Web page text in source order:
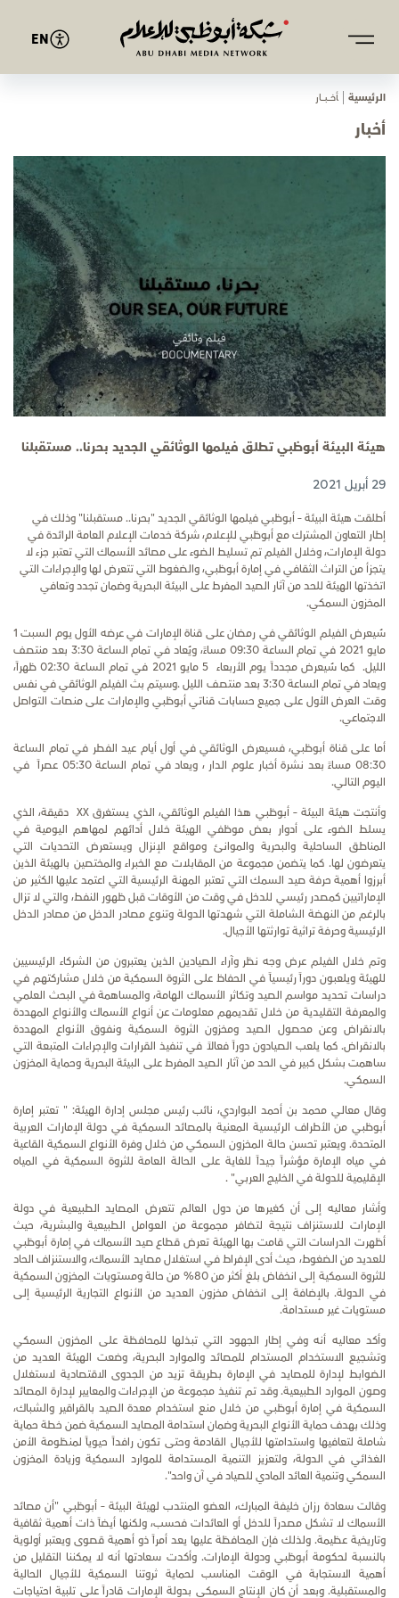
EN
الرئيسية ﺄﺧـــﺒـــﺎر
أخبار
هيئة البيئة أبوظبي تطلق فيلمها الوثائقي الجديد بحرنا.. مستقبلنا
29 أبريل 2021
أطلقت هيئة البيئة – أبوظبي فيلمها الوثائقي الجديد "بحرنا.. مستقبلنا" وذلك في
إطار التعاون المشترك مع أبوظبي للإعلام، شركة خدمات الإعلام العامة الرائدة في
دولة الإمارات، وخلال الفيلم تم تسليط الضوء على مصائد الأسماك التي تعتبر جزء لا
يتجزأ من التراث الثقافي في إمارة أبوظبي، والضغوط التي تتعرض لها والإجراءات التي
اتخذتها الهيئة للحد من آثار الصيد المفرط على البيئة البحرية وضمان تجدد وتعافي
المخزون السمكي.
سُيعرض الفيلم الوثائقي في رمضان على قناة الإمارات في عرضه الأول يوم السبت 1
مايو 2021 في تمام الساعة 09:30 مساءً، ويُعاد في تمام الساعة 3:30 بعد منتصف
الليل. كما سُيعرض مجدداً يوم الأربعاء 5 مايو 2021 في تمام الساعة 02:30 ظهراً،
ويعاد في تمام الساعة 3:30 بعد منتصف الليل
.وسيتم بث الفيلم الوثائقي في نفس
وقت العرض الأول على جميع حسابات قناتي أبوظبي والإمارات على منصات التواصل
الاجتماعي.
أما على قناة أبوظبي، فسيعرض الوثائقي في أول أيام عيد الفطر في تمام الساعة
08:30 مساءً بعد نشرة أخبار علوم الدار ، ويعاد في تمام الساعة 05:30 عصراً في
اليوم التالي.
وأنتجت هيئة البيئة – أبوظبي هذا الفيلم الوثائقي، الذي يستغرقXX دقيقة، الذي
يسلط الضوء على أدوار بعض موظفي الهيئة خلال أدائهم لمهاهم اليومية في
المناطق الساحلية والبحرية والموانئ ومواقع الإنزال ويستعرض التحديات التي
يتعرضون لها. كما يتضمن مجموعة من المقابلات مع الخبراء والمختصين بالهيئة الذين
أبرزوا أهمية حرفة صيد السمك التي تعتبر المهنة الرئيسية التي اعتمد عليها الكثير من
الإماراتيين كمصدر رئيسي للدخل في وقت من الأوقات قبل ظهور النفط، والتي لا تزال
بالرغم من النهضة الشاملة التي شهدتها الدولة وتنوع مصادر الدخل من مصادر الدخل
الرئيسية وحرفة تراثية توارثتها الأجيال.
وتم خلال الفيلم عرض وجه نظر وآراء الصيادين الذين يعتبرون من الشركاء الرئيسيين
للهيئة ويلعبون دوراً رئيسياً في الحفاظ على الثروة السمكية من خلال مشاركتهم في
دراسات تحديد مواسم الصيد وتكاثر الأسماك الهامة، والمساهمة في البحث العلمي
والمعرفة التقليدية من خلال تقديمهم معلومات عن أنواع الأسماك والأنواع المهددة
بالانقراض وعن محصول الصيد ومخزون الثروة السمكية ونفوق الأنواع المهددة
بالانقراض. كما يلعب الصيادون دوراً فعالاً في تنفيذ القرارات والإجراءات المتبعة التي
ساهمت بشكل كبير في الحد من آثار الصيد المفرط على البيئة البحرية وحماية المخزون
السمكي.
وقال معالي محمد بن أحمد البواردي، نائب رئيس مجلس إدارة الهيئة: " تعتبر إمارة
أبوظبي من الأطراف الرئيسية المعنية بالمصائد السمكية في دولة الإمارات العربية
المتحدة. ويعتبر تحسن حالة المخزون السمكي من خلال وفرة الأنواع السمكية القاعية
في مياه الإمارة مؤشراً جيداً للغاية على الحالة العامة للثروة السمكية في المياه
الإقليمية للدولة في الخليج العربي" .
وأشار معاليه إلى أن كغيرها من دول العالم تتعرض المصايد الطبيعية في دولة
الإمارات للاستنزاف نتيجة لتضافر مجموعة من العوامل الطبيعية والبشرية، حيث
أظهرت الدراسات التي قامت بها الهيئة تعرض قطاع صيد الأسماك في إمارة أبوظبي
للعديد من الضغوط، حيث أدى الإفراط في استغلال مصايد الأسماك، والاستنزاف الحاد
للثروة السمكية إلى انخفاض بلغ أكثر من 80% من حالة ومستويات المخزون السمكية
في الدولة. بالإضافة إلى انخفاض مخزون العديد من الأنواع التجارية الرئيسية إلى
مستويات غير مستدامة.
وأكد معاليه أنه وفي إطار الجهود التي تبذلها للمحافظة على المخزون السمكي
وتشجيع الاستخدام المستدام للمصائد والموارد البحرية، وضعت الهيئة العديد من
الضوابط لإدارة للمصايد في الإمارة بطريقة تزيد من الجدوى الاقتصادية لاستغلال
وصون الموارد الطبيعية. وقد تم تنفيذ مجموعة من الإجراءات والمعايير لإدارة المصائد
السمكية في إمارة أبوظبي من خلال منع استخدام معدة الصيد بالقراقير والشباك،
وذلك بهدف حماية الأنواع البحرية وضمان استدامة المصايد السمكية ضمن خطة حماية
شاملة لتعافيها واستدامتها للأجيال القادمة وحتى تكون رافداً حيوياً لمنظومة الأمن
الغذائي في الدولة، ولتعزيز التنمية المستدامة للموارد السمكية وزيادة المخزون
السمكي وتنمية العائد المادي للصياد في آن واحد".
وقالت سعادة رزان خليفة المبارك، العضو المنتدب لهيئة البيئة – أبوظبي "أن مصائد
الأسماك لا تشكل مصدراً للدخل أو العائدات فحسب، ولكنها أيضاً ذات أهمية ثقافية
وتاريخية عظيمة. ولذلك فإن المحافظة عليها يعد أمراً ذو أهمية قصوى ويعتبر أولوية
بالنسبة لحكومة أبوظبي ودولة الإمارات. وأكدت سعادتها أنه لا يمكننا التقليل من
أهمية الاستجابة في الوقت المناسب لحماية ثروتنا السمكية للأجيال الحالية
والمستقبلية. وبعد أن كان الإنتاج السمكي بدولة الإمارات قادراً على تلبية احتياجات